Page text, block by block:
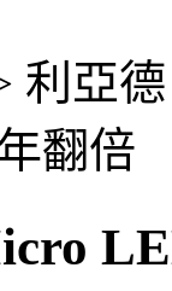
利亞
翻倍